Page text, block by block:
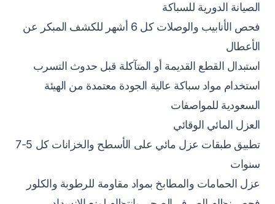
الصيانة الدورية للسباكة
فحص الأنابيب والوصلات كل 6 أشهر للكشف المبكر عن
الأعطال
استبدال القطع القديمة أو المتآكلة قبل حدوث التسرب
استخدام مواد سباكة عالية الجودة معتمدة من الهيئة
السعودية للمواصفات
العزل المائي الوقائي
تطبيق طبقات عزل مائي على الأسطح والخزانات كل 5-7
سنوات
عزل الحمامات والمطابخ بمواد مقاومة للرطوبة والكلور